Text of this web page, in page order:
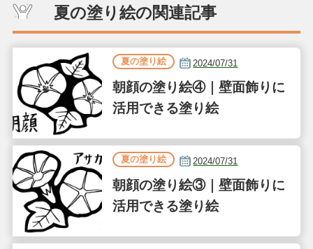
夏の塗り絵の関連記事
夏の塗り絵 2024/07/31
朝顔の塗り絵④｜壁面飾りに
活用できる塗り絵
夏の塗り絵 2024/07/31
朝顔の塗り絵③｜壁面飾りに
活用できる塗り絵